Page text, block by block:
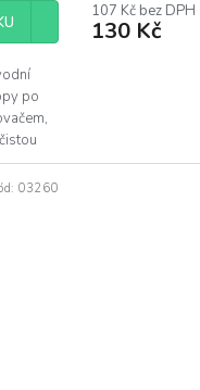
po
107 Kč bez DPH
130 Kč
03260